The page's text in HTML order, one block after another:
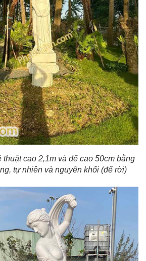
cao 2,1m và đế cao 50cm bằng
tự nhiên và nguyên khối (đế rời)